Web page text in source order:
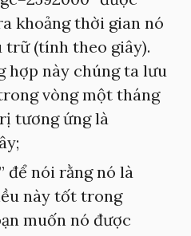
khoảng thời gian nó
trữ (tính theo giây).
hợp này chúng ta lưu
vòng một tháng
tương ứng là
để nói rằng nó là
này tốt trong
muốn nó được